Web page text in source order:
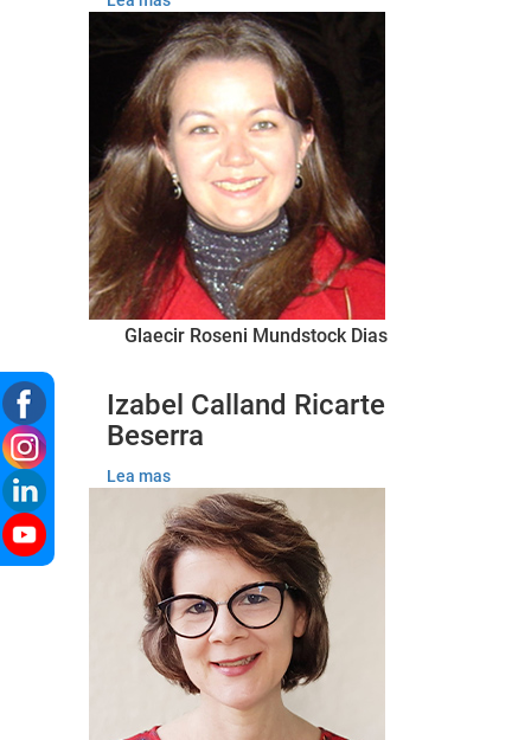
Glaecir Roseni Mundstock Dias
Izabel Calland Ricarte
Beserra
Lea mas